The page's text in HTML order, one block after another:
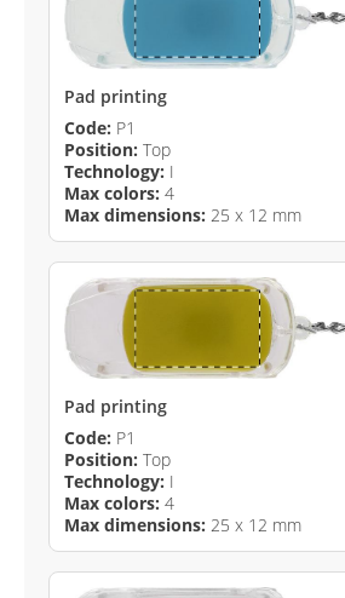
Pad printing
Code: P1
Position: Top
Technology: I
Max colors: 4
Max dimensions: 25 x 12 mm
Pad printing
Code: P1
Position: Top
Technology: I
Max colors: 4
Max dimensions: 25 x 12 mm